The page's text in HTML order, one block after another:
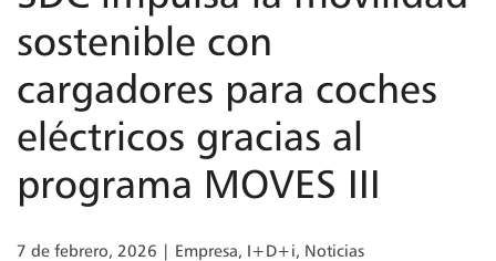
sostenible con
cargadores para coches
eléctricos gracias al
programa MOVES III
7 de febrero, 2026 Empresa, I+D+i, Noticias